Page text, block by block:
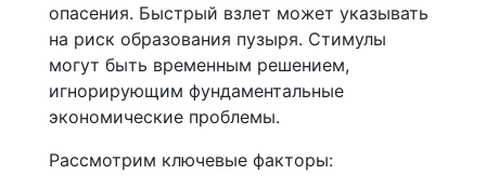
опасения. Быстрый взлет может указывать
на риск образования пузыря. Стимулы
могут быть временным решением,
игнорирующим фундаментальные
экономические проблемы.
Рассмотрим ключевые факторы: